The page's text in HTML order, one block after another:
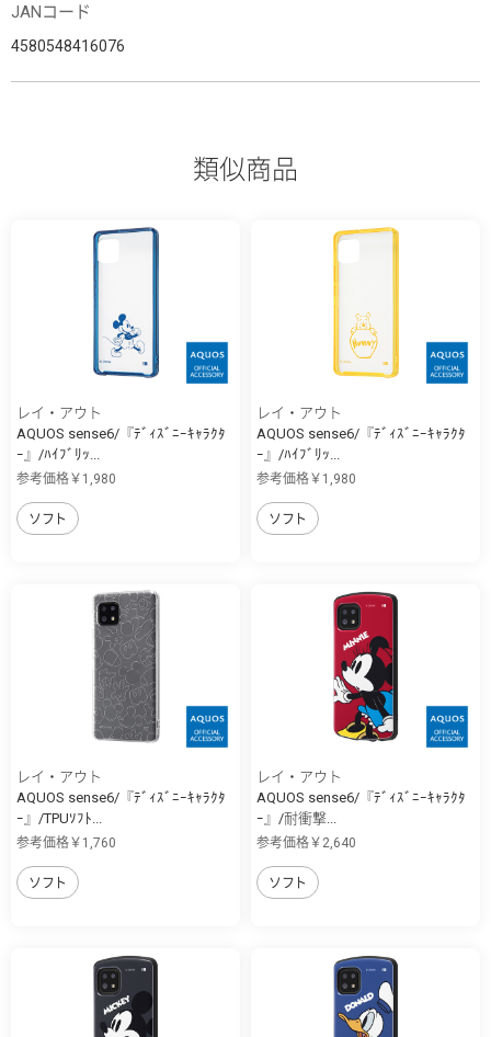
JANコード
4580548416076
類似商品
レイ・アウト
AQUOS sense6/『ﾃﾞｨｽﾞﾆｰｷｬﾗｸﾀ
ｰ』/ﾊｲﾌﾞﾘｯ...
参考価格￥1,980
ソフト
レイ・アウト
AQUOS sense6/『ﾃﾞｨｽﾞﾆｰｷｬﾗｸﾀ
ｰ』/ﾊｲﾌﾞﾘｯ...
参考価格￥1,980
ソフト
レイ・アウト
AQUOS sense6/『ﾃﾞｨｽﾞﾆｰｷｬﾗｸﾀ
ｰ』/TPUｿﾌﾄ...
参考価格￥1,760
ソフト
レイ・アウト
AQUOS sense6/『ﾃﾞｨｽﾞﾆｰｷｬﾗｸﾀ
ｰ』/耐衝撃...
参考価格￥2,640
ソフト